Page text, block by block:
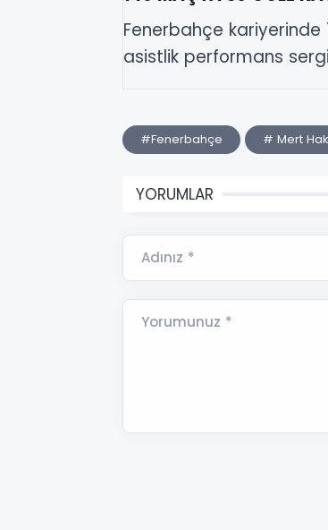
Fenerbahçe kariyerinde
asistlik performans
#Fenerbahçe # Mert
YORUMLAR
Adınız *
Yorumunuz *